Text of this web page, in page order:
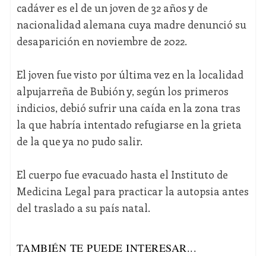
cadáver es el de un joven de 32 años y de
nacionalidad alemana cuya madre denunció su
desaparición en noviembre de 2022.
El joven fue visto por última vez en la localidad
alpujarreña de Bubión y, según los primeros
indicios, debió sufrir una caída en la zona tras
la que habría intentado refugiarse en la grieta
de la que ya no pudo salir.
El cuerpo fue evacuado hasta el Instituto de
Medicina Legal para practicar la autopsia antes
del traslado a su país natal.
TAMBIÉN TE PUEDE INTERESAR...